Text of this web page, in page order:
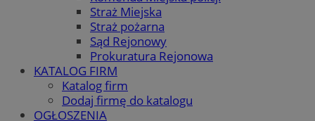
Straż Miejska
Straż pożarna
Sąd Rejonowy
Prokuratura Rejonowa
KATALOG FIRM
Katalog firm
Dodaj firmę do katalogu
OGŁOSZENIA